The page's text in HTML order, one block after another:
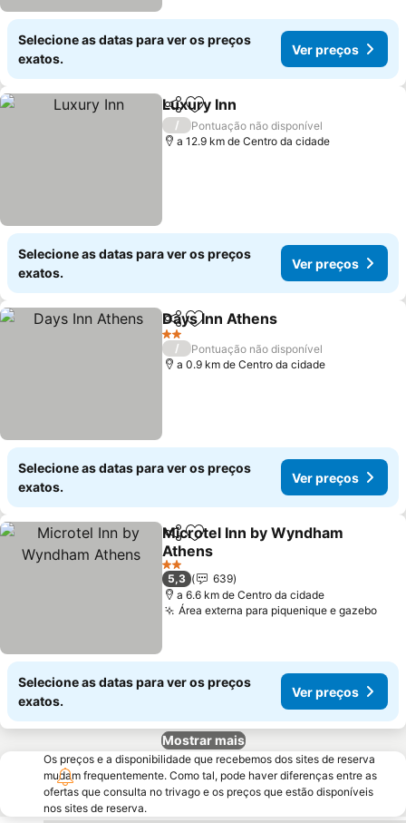
Selecione as datas para ver os preços
exatos.
Ver preços
PartilharAdicionar aos favoritos
Luxury Inn
/
Pontuação não disponível
a 12.9 km de Centro da cidade
Selecione as datas para ver os preços
exatos.
Ver preços
PartilharAdicionar aos favoritos
Days Inn Athens
2 Estrelas
/
Pontuação não disponível
a 0.9 km de Centro da cidade
Selecione as datas para ver os preços
exatos.
Ver preços
PartilharAdicionar aos favoritos
Microtel Inn by Wyndham
Athens
2 Estrelas
5,3
639
a 6.6 km de Centro da cidade
Área externa para piquenique e gazebo
Selecione as datas para ver os preços
exatos.
Ver preços
Mostrar mais
Os preços e a disponibilidade que recebemos dos sites de reserva
mudam frequentemente. Como tal, pode haver diferenças entre as
ofertas que consulta no trivago e os preços que estão disponíveis
nos sites de reserva.